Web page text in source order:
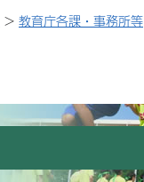
> 教育庁各課・事務所等